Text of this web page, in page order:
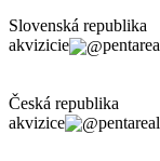
Slovenská republika
akvizicie
Česká republika
akvizice